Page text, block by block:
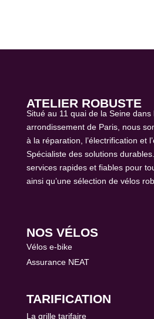
ATELIER ROBUSTE
Situé au 11 quai de la Seine dans
arrondissement de Paris, nous
à la réparation, l’électrification et
Spécialiste des solutions
services rapides et fiables pour
ainsi qu’une sélection de vélos
NOS VÉLOS
Vélos e-bike
Assurance NEAT
TARIFICATION
La grille tarifaire